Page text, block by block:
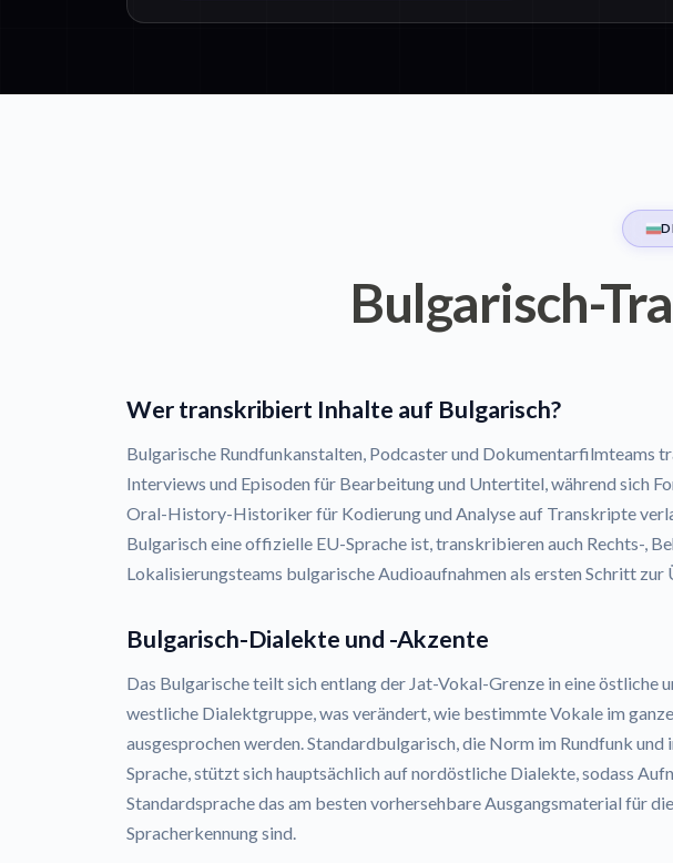
Bulgarisch-
Wer transkribiert Inhalte auf Bulgarisch?
Bulgarische Rundfunkanstalten, Podcaster und Dokumentarfilmteams
Interviews und Episoden für Bearbeitung und Untertitel, während sich
Oral-History-Historiker für Kodierung und Analyse auf Transkripte
Bulgarisch eine offizielle EU-Sprache ist, transkribieren auch Rechts-,
Lokalisierungsteams bulgarische Audioaufnahmen als ersten Schritt zur
Bulgarisch-Dialekte und -Akzente
Das Bulgarische teilt sich entlang der Jat-Vokal-Grenze in eine östliche
westliche Dialektgruppe, was verändert, wie bestimmte Vokale im
ausgesprochen werden. Standardbulgarisch, die Norm im Rundfunk und
Sprache, stützt sich hauptsächlich auf nordöstliche Dialekte, sodass
Standardsprache das am besten vorhersehbare Ausgangsmaterial für die
Spracherkennung sind.